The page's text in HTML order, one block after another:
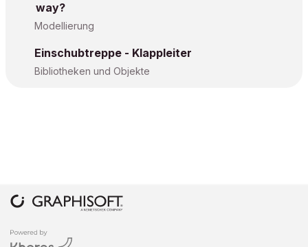
way?
Modellierung
Einschubtreppe - Klappleiter
Bibliotheken und Objekte